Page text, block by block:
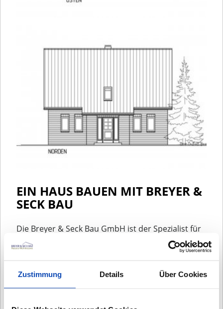
Zustimmung Details Über Cookies
EIN HAUS BAUEN MIT BREYER &
SECK BAU
Die Breyer & Seck Bau GmbH ist der Spezialist für
individuelle und massiv gebaute Häuser im
Großraum Hamburg und Umgebung.
persönliche Kontakt zu unseren Kunden am
Herzen. Eine enge Zusammenarbeit bildet das